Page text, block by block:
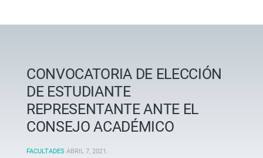
CONVOCATORIA DE ELECCIÓN
DE ESTUDIANTE
REPRESENTANTE ANTE EL
CONSEJO ACADÉMICO
FACULTADES ABRIL 7, 2021 .